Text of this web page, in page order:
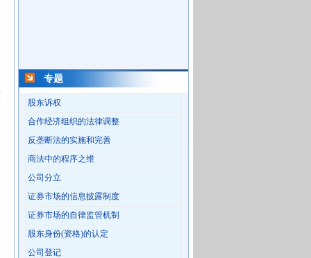
专题
股东诉权
合作经济组织的法律调整
反垄断法的实施和完善
商法中的程序之维
公司分立
证券市场的信息披露制度
证券市场的自律监管机制
股东身份(资格)的认定
公司登记